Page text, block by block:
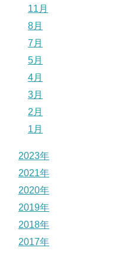
11月
8月
7月
5月
4月
3月
2月
1月
2023年
2021年
2020年
2019年
2018年
2017年